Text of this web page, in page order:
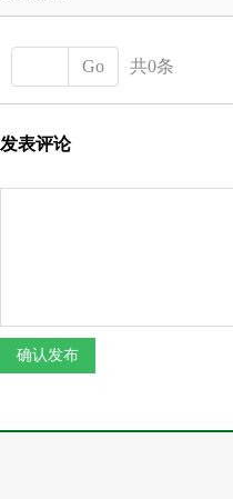
Go 共0条
发表评论